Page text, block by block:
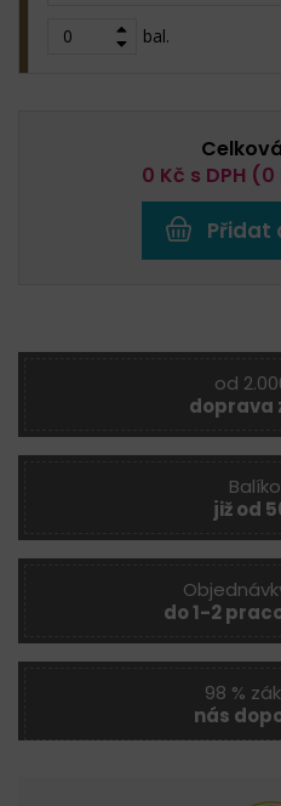
bal.
0 Kč s DPH (0
Přidat
od
doprava
již od
do 1-2
98 %
nás